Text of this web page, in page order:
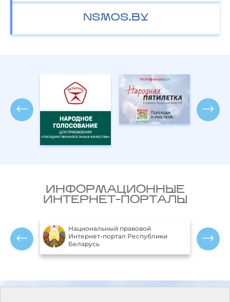
NSMOS.BY
ИНФОРМАЦИОННЫЕ
ИНТЕРНЕТ-ПОРТАЛЫ
Национальный правовой
Интернет-портал Республики
Беларусь